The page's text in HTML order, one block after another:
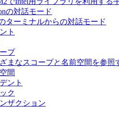
の対話モード
ターミナルからの対話モード
ト
プ
まなスコープと名前空間を参照
間
ント
ク
ンザクション